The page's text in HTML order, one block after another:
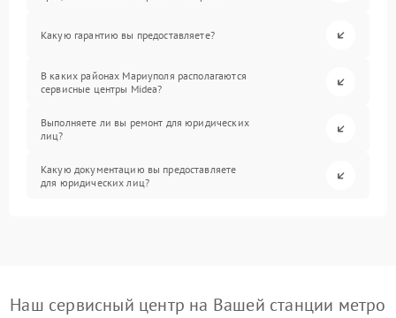
Какую гарантию вы предоставляете?
В каких районах Мариуполя располагаются
сервисные центры Midea?
Выполняете ли вы ремонт для юридических
лиц?
Какую документацию вы предоставляете
для юридических лиц?
Наш сервисный центр на Вашей станции метро